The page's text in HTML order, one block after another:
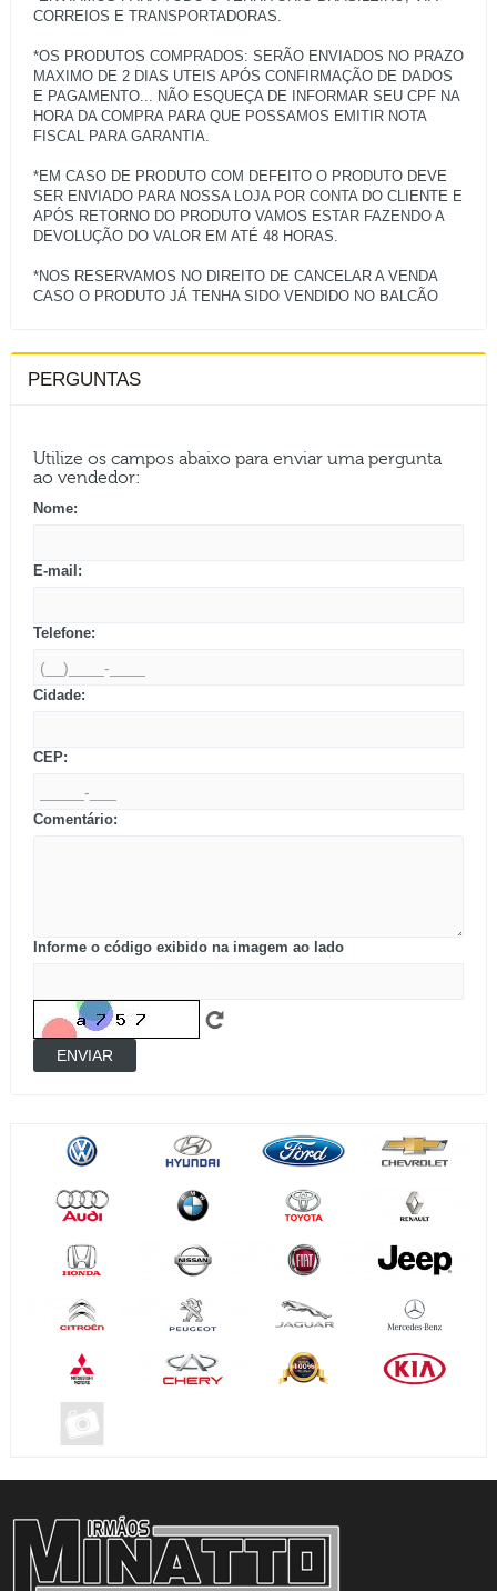
CORREIOS E TRANSPORTADORAS.
*OS PRODUTOS COMPRADOS: SERÃO ENVIADOS NO PRAZO
MAXIMO DE 2 DIAS UTEIS APÓS CONFIRMAÇÃO DE DADOS
E PAGAMENTO... NÃO ESQUEÇA DE INFORMAR SEU CPF NA
HORA DA COMPRA PARA QUE POSSAMOS EMITIR NOTA
FISCAL PARA GARANTIA.
*EM CASO DE PRODUTO COM DEFEITO O PRODUTO DEVE
SER ENVIADO PARA NOSSA LOJA POR CONTA DO CLIENTE E
APÓS RETORNO DO PRODUTO VAMOS ESTAR FAZENDO A
DEVOLUÇÃO DO VALOR EM ATÉ 48 HORAS.
*NOS RESERVAMOS NO DIREITO DE CANCELAR A VENDA
PERGUNTAS
Utilize os campos abaixo para enviar uma pergunta
ao vendedor:
Nome:
E-mail:
Telefone:
Cidade:
CEP:
Comentário:
Informe o código exibido na imagem ao lado
ENVIAR